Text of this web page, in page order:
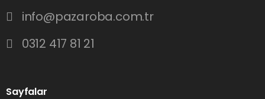
info@pazaroba.com.tr
0312 417 81 21
Sayfalar